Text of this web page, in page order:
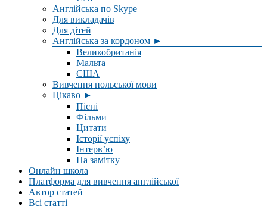
Англійська по Skype
Для викладачів
Для дітей
Англійська за кордоном ►
Великобританія
Мальта
США
Вивчення польської мови
Цікаво ►
Пісні
Фільми
Цитати
Історії успіху
Інтерв’ю
На замітку
Онлайн школа
Платформа для вивчення англійської
Автор статей
Всі статті